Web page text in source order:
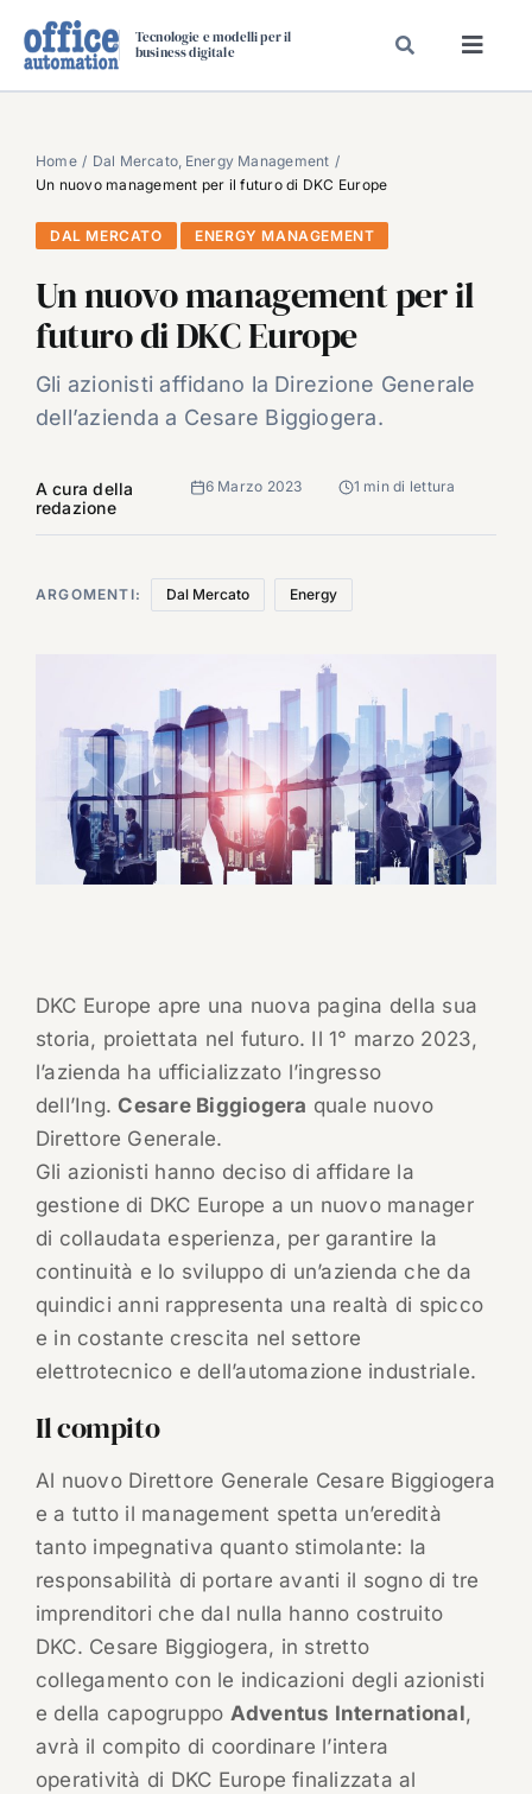
Tecnologie e modelli per il
business digitale
SPECIAL PAPER
TAVOLE ROTONDE DI REDAZIONE
DAL MERCATO
CARRIERE
VIDEO
EVENTI
CHI SIAMO
Home Dal Mercato Energy Management
Un nuovo management per il futuro di DKC Europe
DAL MERCATO ENERGY MANAGEMENT
Un nuovo management per il
futuro di DKC Europe
Gli azionisti affidano la Direzione Generale
dell’azienda a Cesare Biggiogera.
A cura della
redazione
6 Marzo 2023 1 min di lettura
ARGOMENTI: Dal Mercato Energy
DKC Europe apre una nuova pagina della sua
storia, proiettata nel futuro. Il 1° marzo 2023,
l’azienda ha ufficializzato l’ingresso
dell’Ing.Cesare Biggiogera quale nuovo
Direttore Generale.
Gli azionisti hanno deciso di affidare la
gestione di DKC Europe a un nuovo manager
di collaudata esperienza, per garantire la
continuità e lo sviluppo di un’azienda che da
quindici anni rappresenta una realtà di spicco
e in costante crescita nel settore
elettrotecnico e dell’automazione industriale.
Il compito
Al nuovo Direttore Generale Cesare Biggiogera
e a tutto il management spetta un’eredità
tanto impegnativa quanto stimolante: la
responsabilità di portare avanti il sogno di tre
imprenditori che dal nulla hanno costruito
DKC. Cesare Biggiogera, in stretto
collegamento con le indicazioni degli azionisti
e della capogruppo Adventus International,
avrà il compito di coordinare l’intera
operatività di DKC Europe finalizzata al